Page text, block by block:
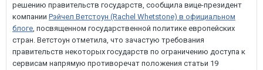
решению правительств государств, сообщила вице-президент
компании Рэйчел Ветстоун (Rachel Whetstone) в официальном
блоге, посвященном государственной политике европейских
стран. Ветстоун отметила, что зачастую требования
правительств некоторых государств по ограничению доступа к
сервисам напрямую противоречат положения статьи 19